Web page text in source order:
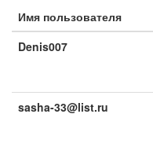
Имя пользователя
Denis007
sasha-33@list.ru